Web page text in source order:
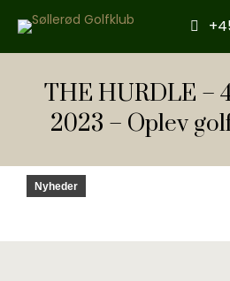
THE HURDLE –
2023 – Oplev
Nyheder